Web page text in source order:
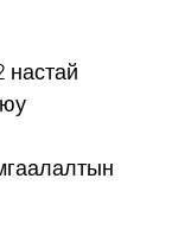
настай